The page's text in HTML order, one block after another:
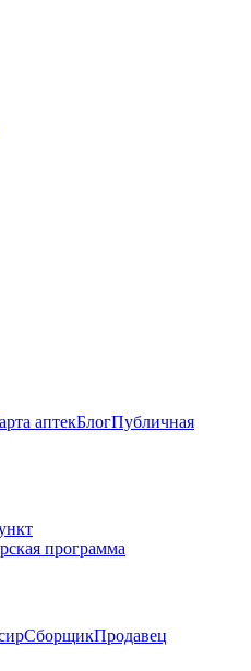
аптекБлогПубличная
программа
СборщикПродавец